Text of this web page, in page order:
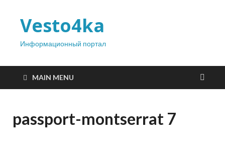
Vesto4ka
Информационный портал
MAIN MENU
passport-montserrat 7